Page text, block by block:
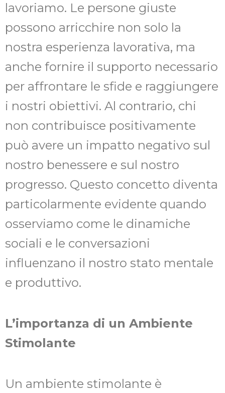
lavoriamo. Le persone giuste
possono arricchire non solo la
nostra esperienza lavorativa, ma
anche fornire il supporto necessario
per affrontare le sfide e raggiungere
i nostri obiettivi. Al contrario, chi
non contribuisce positivamente
può avere un impatto negativo sul
nostro benessere e sul nostro
progresso. Questo concetto diventa
particolarmente evidente quando
osserviamo come le dinamiche
sociali e le conversazioni
influenzano il nostro stato mentale
e produttivo.
L’importanza di un Ambiente
Stimolante
Un ambiente stimolante è